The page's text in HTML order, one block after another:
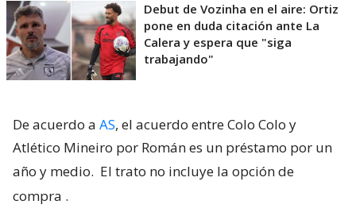
Debut de Vozinha en el aire: Ortiz
pone en duda citación ante La
Calera y espera que "siga
trabajando"
De acuerdo a AS, el acuerdo entre Colo Colo y
Atlético Mineiro por Román es un préstamo por un
año y medio. El trato no incluye la opción de
compra .